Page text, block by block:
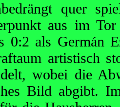
quer
aus im
0:2 als Germán
artistisch
wobei die
Bild abgibt.